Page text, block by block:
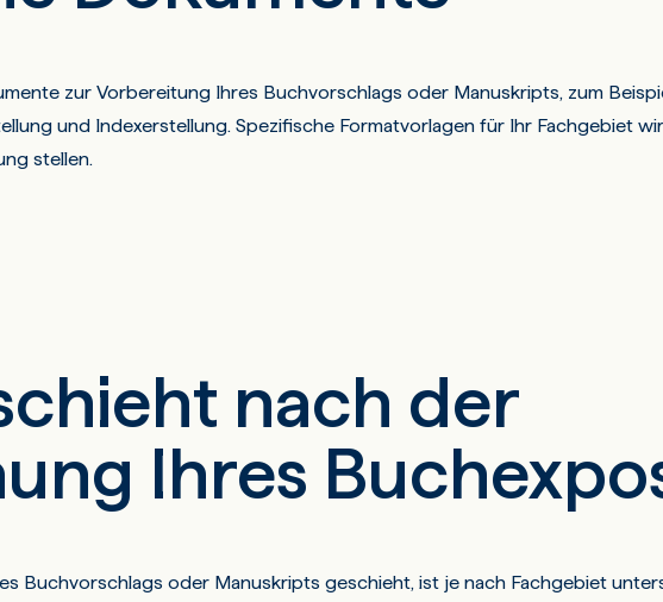
zur Vorbereitung Ihres Buchvorschlags oder Manuskripts, zum
und Indexerstellung. Spezifische Formatvorlagen für Ihr Fachgebiet
stellen.
nach der
Ihres
Buchvorschlags oder Manuskripts geschieht, ist je nach Fachgebiet